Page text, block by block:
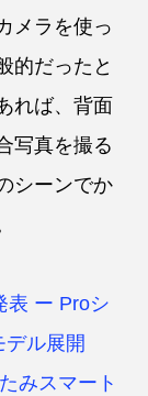
メラを使っ
的だったと
れば、背面
写真を撮る
シーンでか
表 ー Proシ
デル展開
みスマート